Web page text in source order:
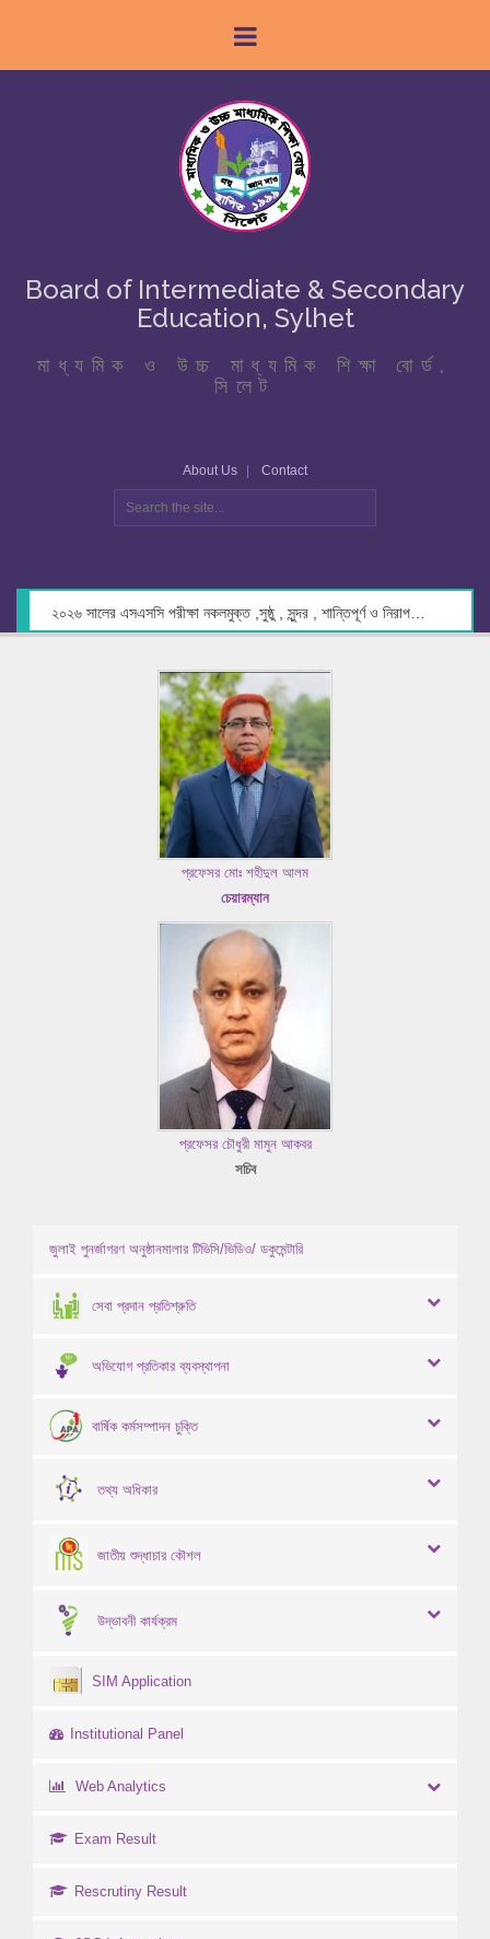
Board of Intermediate & Secondary
Education, Sylhet
মাধ্যমিক ও উচ্চ মাধ্যমিক শিক্ষা বোর্ড,
সিলেট
About Us Contact
প্রফেসর মোঃ শহীদুল আলম
চেয়ারম্যান
প্রফেসর চৌধুরী মামুন আকবর
সচিব
জুলাই পুনর্জাগরণ অনুষ্ঠানমালার টিভিসি/ভিডিও/ ডকুমেন্টারি
সেবা প্রদান প্রতিশ্রুতি
অভিযোগ প্রতিকার ব্যবস্থাপনা
বার্ষিক কর্মসম্পাদন চুক্তি
তথ্য অধিকার
জাতীয় শুদ্ধাচার কৌশল
উদ্ভাবনী কার্যক্রম
SIM Application
Institutional Panel
Web Analytics
Exam Result
Rescrutiny Result